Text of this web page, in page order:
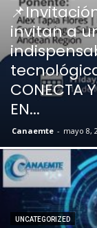
invitan a
CONECTA
EN...
Canaemte - mayo 8,
UNCATEGORIZED